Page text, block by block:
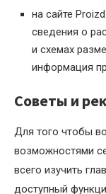
на сайте
сведения о
и схемах
информация
Советы и
Для того чтобы
возможностями
всего изучить
доступный